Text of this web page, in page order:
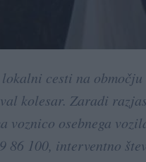
cesti na
kolesar. Zaradi
osebnega
86 100, interventno